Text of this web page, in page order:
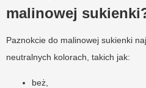
malinowej
Paznokcie do malinowej sukienki
neutralnych kolorach, takich jak:
beż,